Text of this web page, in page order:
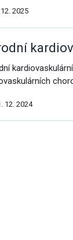
2025
12. 2024